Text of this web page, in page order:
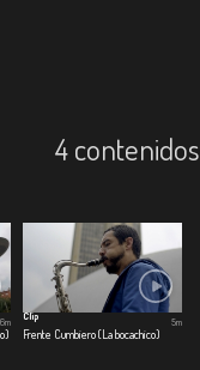
4 contenidos
6m
Clip
Frente Cumbiero (La bocachico)
5m